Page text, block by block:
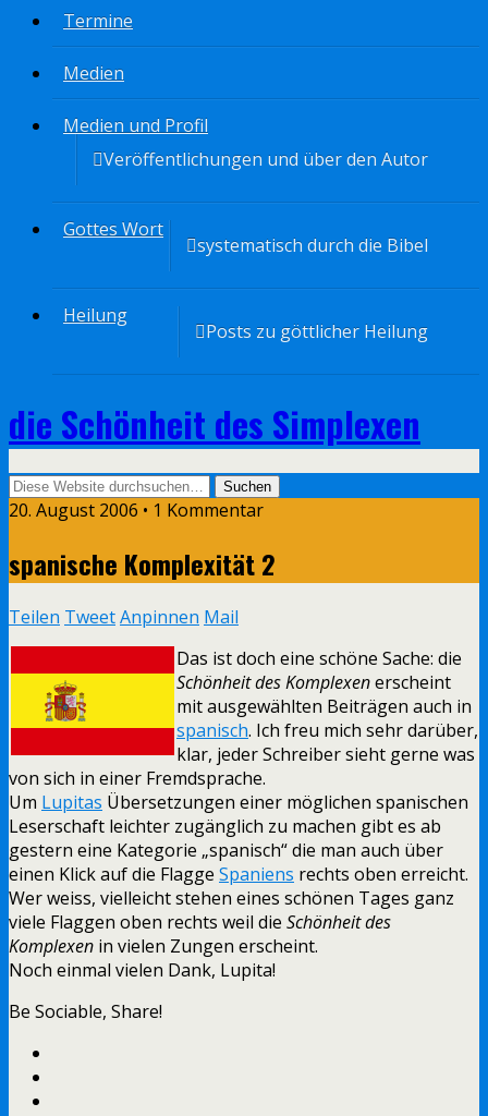
Termine
Medien
Medien und Profil
Veröffentlichungen und über den Autor
Gottes Wort
systematisch durch die Bibel
Heilung
Posts zu göttlicher Heilung
die Schönheit des Simplexen
20. August 2006 • 1 Kommentar
spanische Komplexität 2
Teilen TweetAnpinnen Mail
Das ist doch eine schöne Sache: die
Schönheit des Komplexenerscheint
mit ausgewählten Beiträgen auch in
spanisch. Ich freu mich sehr darüber,
klar, jeder Schreiber sieht gerne was
von sich in einer Fremdsprache.
Um Lupitas Übersetzungen einer möglichen spanischen
Leserschaft leichter zugänglich zu machen gibt es ab
gestern eine Kategorie „spanisch“ die man auch über
einen Klick auf die Flagge Spaniens rechts oben erreicht.
Wer weiss, vielleicht stehen eines schönen Tages ganz
viele Flaggen oben rechts weil die Schönheit des
Komplexen in vielen Zungen erscheint.
Noch einmal vielen Dank, Lupita!
Be Sociable, Share!